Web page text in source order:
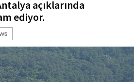
açıklarında
ediyor.